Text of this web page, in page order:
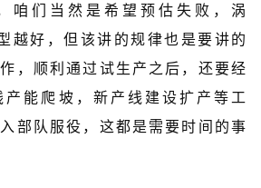
咱们当然是希望预估失败，涡
越好，但该讲的规律也是要讲的
，顺利通过试生产之后，还要经
产能爬坡，新产线建设扩产等工
部队服役，这都是需要时间的事